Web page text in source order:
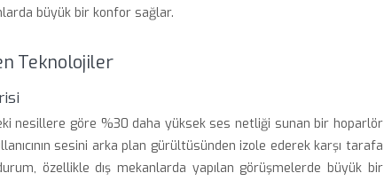
büyük bir konfor sağlar.
Teknolojiler
nesillere göre %30 daha yüksek ses netliği sunan bir hoparlör
sesini arka plan gürültüsünden izole ederek karşı tarafa
özellikle dış mekanlarda yapılan görüşmelerde büyük bir